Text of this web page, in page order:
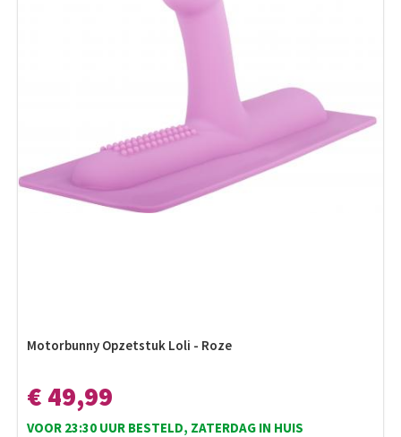
Motorbunny Opzetstuk Loli - Roze
€ 49,99
VOOR 23:30 UUR BESTELD, ZATERDAG IN HUIS